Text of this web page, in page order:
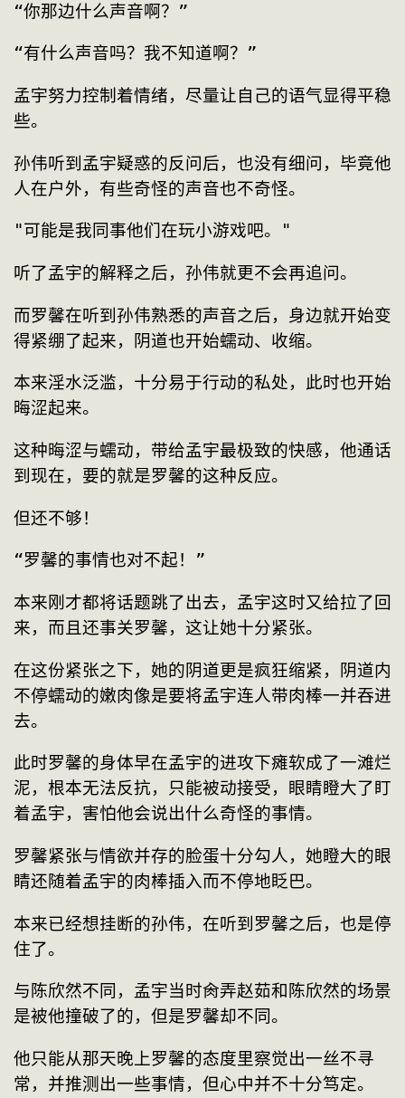
“你那边什么声音啊？”
“有什么声音吗？我不知道啊？”
孟宇努力控制着情绪，尽量让自己的语气显得平稳
些。
孙伟听到孟宇疑惑的反问后，也没有细问，毕竟他
人在户外，有些奇怪的声音也不奇怪。
"可能是我同事他们在玩小游戏吧。"
听了孟宇的解释之后，孙伟就更不会再追问。
而罗馨在听到孙伟熟悉的声音之后，身边就开始变
得紧绷了起来，阴道也开始蠕动、收缩。
本来淫水泛滥，十分易于行动的私处，此时也开始
晦涩起来。
这种晦涩与蠕动，带给孟宇最极致的快感，他通话
到现在，要的就是罗馨的这种反应。
但还不够！
“罗馨的事情也对不起！”
本来刚才都将话题跳了出去，孟宇这时又给拉了回
来，而且还事关罗馨，这让她十分紧张。
在这份紧张之下，她的阴道更是疯狂缩紧，阴道内
不停蠕动的嫩肉像是要将孟宇连人带肉棒一并吞进
去。
此时罗馨的身体早在孟宇的进攻下瘫软成了一滩烂
泥，根本无法反抗，只能被动接受，眼睛瞪大了盯
着孟宇，害怕他会说出什么奇怪的事情。
罗馨紧张与情欲并存的脸蛋十分勾人，她瞪大的眼
睛还随着孟宇的肉棒插入而不停地眨巴。
本来已经想挂断的孙伟，在听到罗馨之后，也是停
住了。
与陈欣然不同，孟宇当时肏弄赵茹和陈欣然的场景
是被他撞破了的，但是罗馨却不同。
他只能从那天晚上罗馨的态度里察觉出一丝不寻
常，并推测出一些事情，但心中并不十分笃定。